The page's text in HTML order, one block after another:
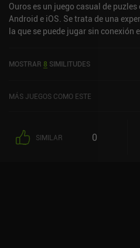
Ouros es un juego casual de
Android e iOS. Se trata de una
la que se puede jugar sin conexión
5 sobre 5,0 en Google Play y de 4,9
MOSTRAR 8 SIMILITUDES
MÁS JUEGOS COMO ESTE
SIMILAR 0